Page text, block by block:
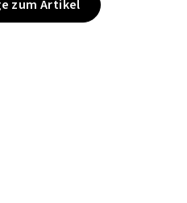
zum Artikel